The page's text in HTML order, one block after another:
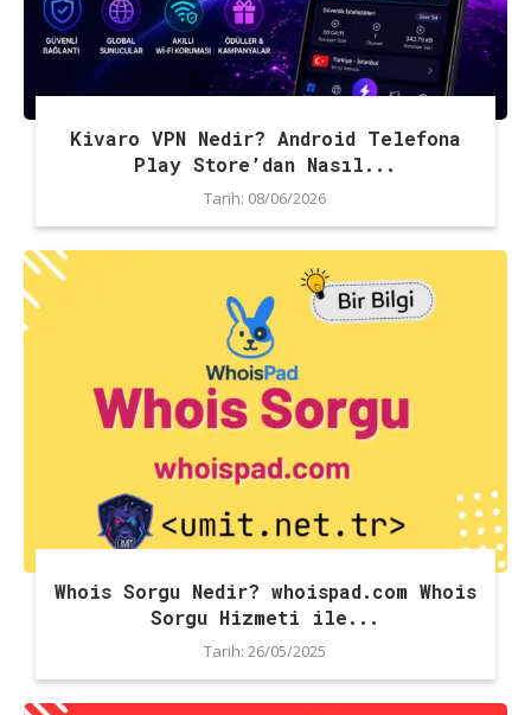
Kivaro VPN Nedir? Android Telefona
Play Store’dan Nasıl...
Tarih: 08/06/2026
Whois Sorgu Nedir? whoispad.com Whois
Sorgu Hizmeti ile...
Tarih: 26/05/2025